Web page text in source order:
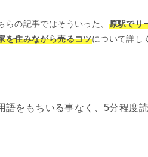
らの記事ではそういった、 原駅でリ
を住みながら売るコツについて詳し
語をもちいる事なく、5分程度